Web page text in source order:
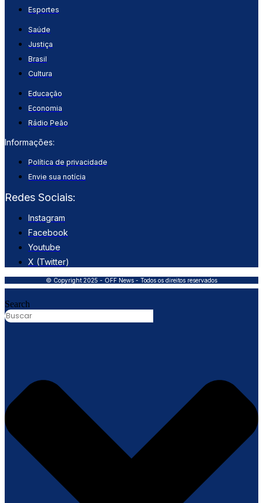
Esportes
Saúde
Justiça
Brasil
Cultura
Educação
Economia
Rádio Peão
Informações:
Política de privacidade
Envie sua notícia
Redes Sociais:
Instagram
Facebook
Youtube
X (Twitter)
© Copyright 2025 - OFF News - Todos os direitos reservados
Search